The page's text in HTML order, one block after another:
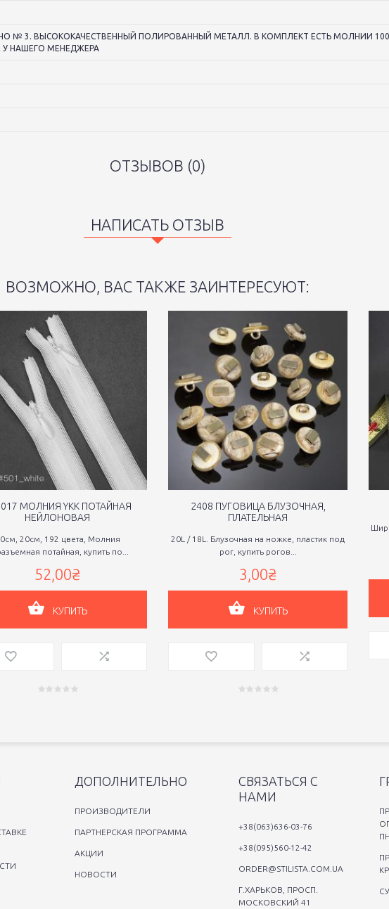
№ 3. ВЫСОКОКАЧЕСТВЕННЫЙ ПОЛИРОВАННЫЙ МЕТАЛЛ. В КОМПЛЕКТ ЕСТЬ МОЛНИИ
У НАШЕГО МЕНЕДЖЕРА
ОТЗЫВОВ (0)
НАПИСАТЬ ОТЗЫВ
ВОЗМОЖНО, ВАС ТАКЖЕ ЗАИНТЕРЕСУЮТ:
МОЛНИЯ YKK ПОТАЙНАЯ
НЕЙЛОНОВАЯ
20см, 192 цвета, Молния
потайная, купить по...
52,00₴
КУПИТЬ
2408 ПУГОВИЦА БЛУЗОЧНАЯ,
ПЛАТЕЛЬНАЯ
20L / 18L. Блузочная на ножке, пластик под
рог, купить рогов...
3,00₴
КУПИТЬ
ДОПОЛНИТЕЛЬНО
ПРОИЗВОДИТЕЛИ
ПАРТНЕРСКАЯ ПРОГРАММА
АКЦИИ
НОВОСТИ
СВЯЗАТЬСЯ С
НАМИ
+38(063)636-03-76
+38(095)560-12-42
ORDER@STILISTA.COM.UA
Г.ХАРЬКОВ, ПРОСП.
МОСКОВСКИЙ 41